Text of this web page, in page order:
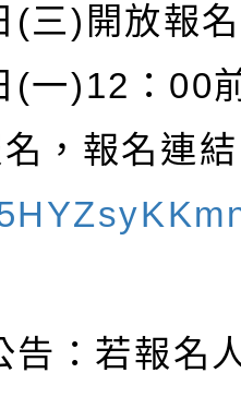
(三)開放報
(一)12：00
，報名連
告：若報名